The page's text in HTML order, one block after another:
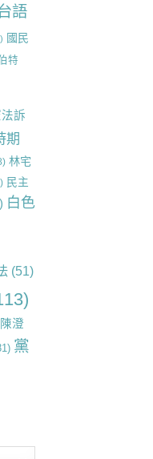
語
國民
特
訴
期
林宅
民主
白色
(51)
陳澄
黨